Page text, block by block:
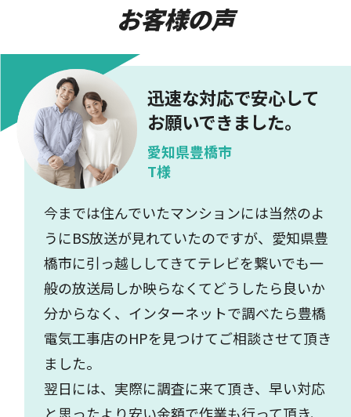
お客様の声
迅速な対応で安心して
お願いできました。
愛知県豊橋市
T様
今までは住んでいたマンションには当然のよ
うにBS放送が見れていたのですが、愛知県豊
橋市に引っ越ししてきてテレビを繋いでも一
般の放送局しか映らなくてどうしたら良いか
分からなく、インターネットで調べたら豊橋
電気工事店のHPを見つけてご相談させて頂き
ました。
翌日には、実際に調査に来て頂き、早い対応